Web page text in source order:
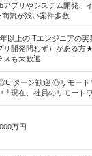
プリやシステム開発、
流が浅い案件多数
以上のITエンジニアの実
リ開発問わず）がある方
スも大歓迎
ターン歓迎 ◎リモート
└現在、社員のリモート
万円